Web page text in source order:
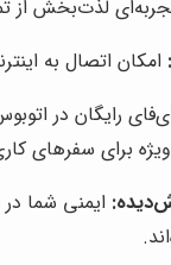
لذت‌بخش از
امکان اتصال به
رایگان در
ویژه برای سفرهای
ایمنی شما